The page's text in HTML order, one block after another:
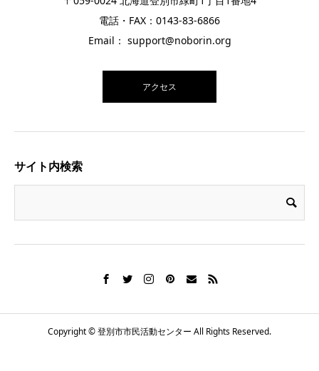
電話・FAX：0143-83-6866
Email： support@noborin.org
アクセス
サイト内検索
Copyright © 登別市市民活動センター All Rights Reserved.